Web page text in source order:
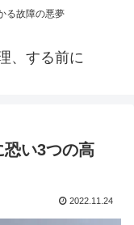
る故障の悪夢
、する前に
い3つの高
2022.11.24